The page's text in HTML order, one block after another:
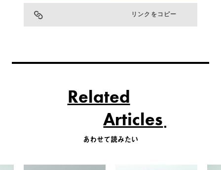
リンクをコピー
Related
Articles
あわせて読みたい